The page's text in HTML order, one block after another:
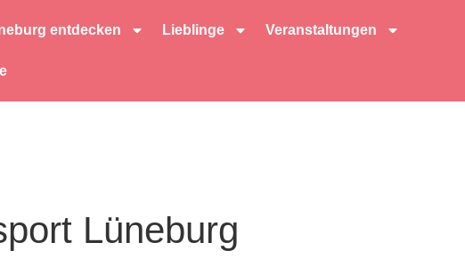
entdecken Lieblinge Veranstaltungen
Lüneburg